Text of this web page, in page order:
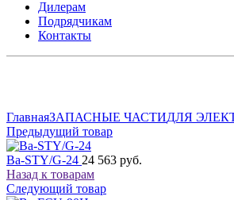
Дилерам
Подрядчикам
Контакты
ГлавнаяЗАПАСНЫЕ ЧАСТИДЛЯ
Предыдущий товар
Ba-STY/G-24 24 563 руб.
Назад к товарам
Следующий товар